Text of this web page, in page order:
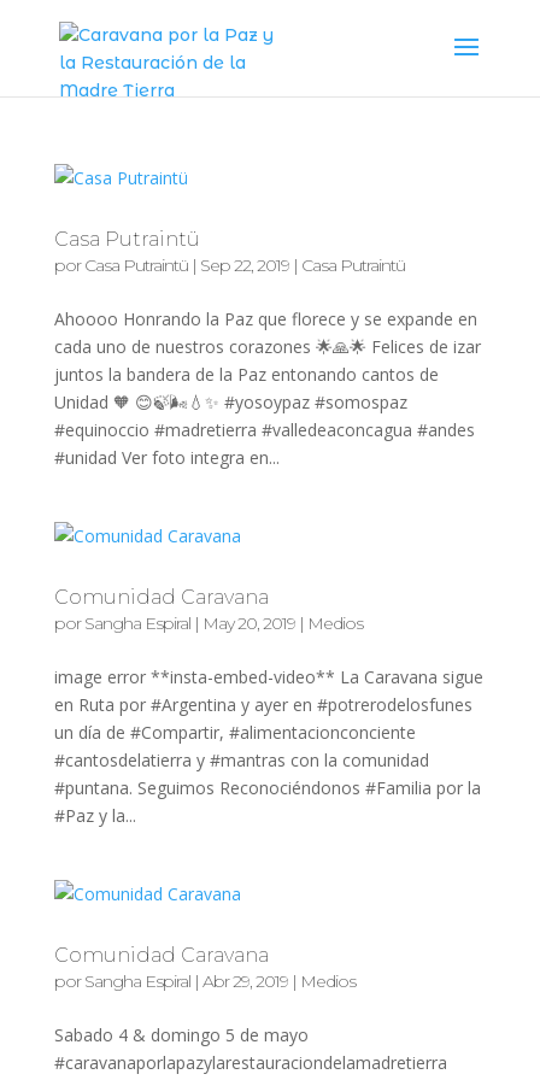
Casa Putraintü
porCasa Putraintü| Sep 22, 2019| Casa Putraintü
Ahoooo Honrando la Paz que florece y se expande en
cada uno de nuestros corazones 🌟🙏🌟 Felices de izar
juntos la bandera de la Paz entonando cantos de
Unidad 🧡 😊🍃🌬️💧✨ #yosoypaz #somospaz
#equinoccio #madretierra #valledeaconcagua #andes
#unidad Ver foto integra en...
Comunidad Caravana
porSangha Espiral| May 20, 2019| Medios
image error **insta-embed-video** La Caravana sigue
en Ruta por #Argentina y ayer en #potrerodelosfunes
un día de #Compartir, #alimentacionconciente
#cantosdelatierra y #mantras con la comunidad
#puntana. Seguimos Reconociéndonos #Familia por la
#Paz y la...
Comunidad Caravana
porSangha Espiral| Abr 29, 2019| Medios
Sabado 4 & domingo 5 de mayo
#caravanaporlapazylarestauraciondelamadretierra